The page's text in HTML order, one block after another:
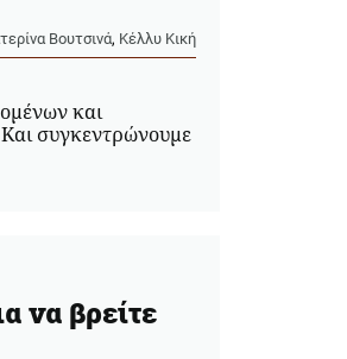
Βουτσινά, Κέλλυ Κική
και
συγκεντρώνουμε
να βρείτε